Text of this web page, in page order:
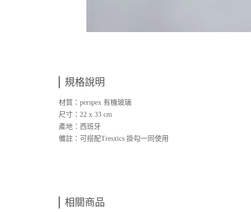
規格說明
材質：perspex 有機玻璃
尺寸：22 x 33 cm
產地：西班牙
備註：可搭配Tresxics 掛勾一同使用
相關商品